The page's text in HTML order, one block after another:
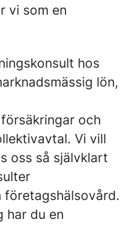
vi som en
hos
lön,
och
Vi vill
oss så självklart
har du en